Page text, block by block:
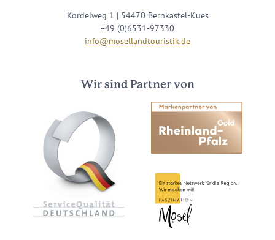
Kordelweg 1 | 54470 Bernkastel-Kues
+49 (0)6531-97330
info@mosellandtouristik.de
Wir sind Partner von